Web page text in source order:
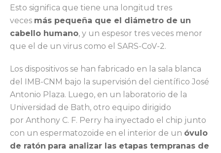
Esto significa que tiene una longitud tres
veces más pequeña que el diámetro de un
cabello humano, y un espesor tres veces menor
que el de un virus como el SARS-CoV-2.
Los dispositivos se han fabricado en la sala blanca
del IMB-CNM bajo la supervisión del científico José
Antonio Plaza. Luego, en un laboratorio de la
Universidad de Bath, otro equipo dirigido
por Anthony C. F. Perry ha inyectado el chip junto
con un espermatozoide en el interior de un óvulo
de ratón para analizar las etapas tempranas de